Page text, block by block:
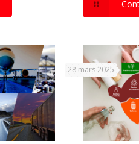
28 mars 2025